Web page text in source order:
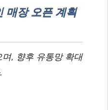
매장 오픈 계획
, 향후 유통망 확대